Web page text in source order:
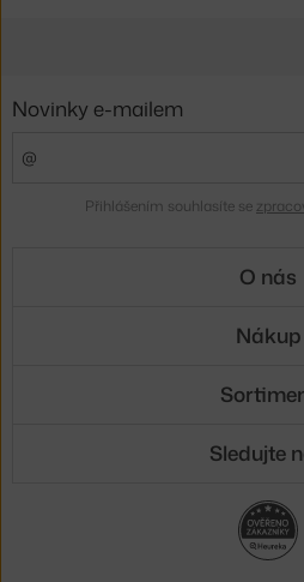
Novinky e-mailem
Přihlášením souhlasíte se
O nás
Nákup
Sledujte